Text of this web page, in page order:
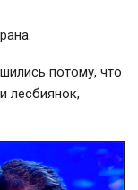
потому, что
лесбиянок,